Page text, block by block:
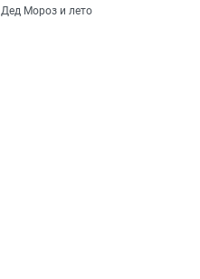
Дед Мороз и лето